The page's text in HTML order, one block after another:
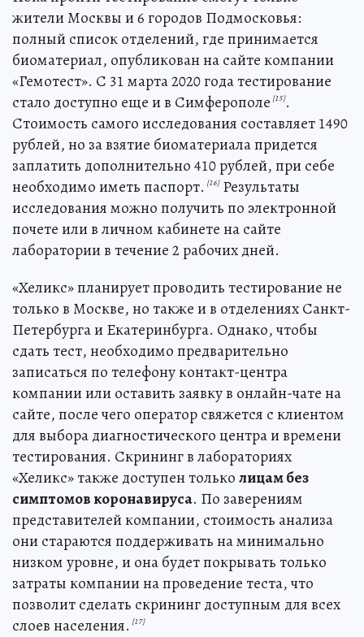
жители Москвы и 6 городов Подмосковья:
полный список отделений, где принимается
биоматериал, опубликован на сайте компании
«Гемотест». С 31 марта 2020 года тестирование
стало доступно еще и в Симферополе [15].
Стоимость самого исследования составляет 1490
рублей, но за взятие биоматериала придется
заплатить дополнительно 410 рублей, при себе
необходимо иметь паспорт. [16]Результаты
исследования можно получить по электронной
почете или в личном кабинете на сайте
лаборатории в течение 2 рабочих дней.
«Хеликс» планирует проводить тестирование не
только в Москве, но также и в отделениях Санкт-
Петербурга и Екатеринбурга. Однако, чтобы
сдать тест, необходимо предварительно
записаться по телефону контакт-центра
компании или оставить заявку в онлайн-чате на
сайте, после чего оператор свяжется с клиентом
для выбора диагностического центра и времени
тестирования. Скрининг в лабораториях
«Хеликс» также доступен тольколицам без
симптомов коронавируса. По заверениям
представителей компании, стоимость анализа
они стараются поддерживать на минимально
низком уровне, и она будет покрывать только
затраты компании на проведение теста, что
позволит сделать скрининг доступным для всех
слоев населения. [17]